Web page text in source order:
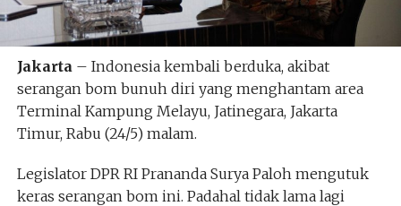
Jakarta – Indonesia kembali berduka, akibat
serangan bom bunuh diri yang menghantam area
Terminal Kampung Melayu, Jatinegara, Jakarta
Timur, Rabu (24/5) malam.
Legislator DPR RI Prananda Surya Paloh mengutuk
keras serangan bom ini. Padahal tidak lama lagi